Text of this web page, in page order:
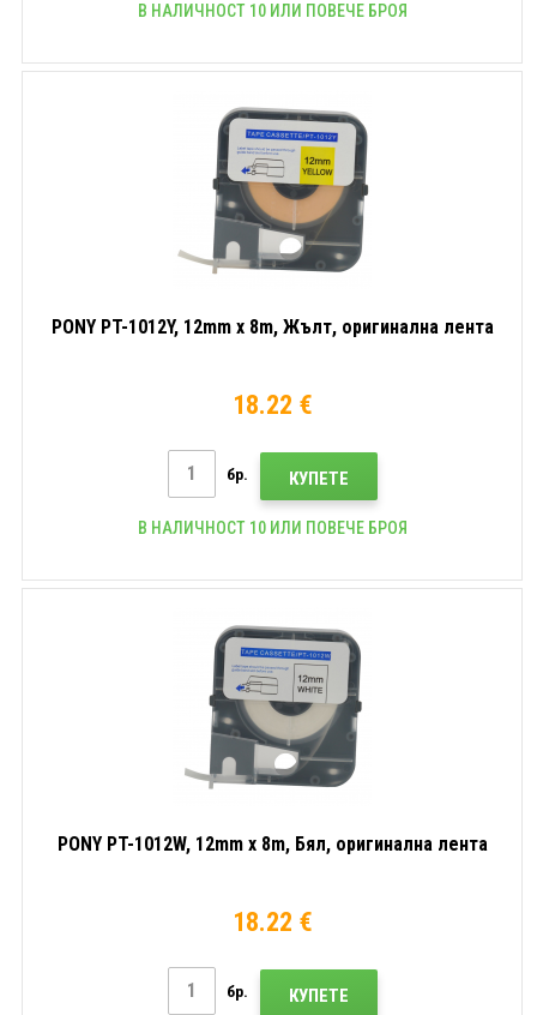
В НАЛИЧНОСТ 10 ИЛИ ПОВЕЧЕ БРОЯ
PONY PT-1012Y, 12mm x 8m, Жълт, оригинална лента
18.22 €
бр. КУПЕТЕ
В НАЛИЧНОСТ 10 ИЛИ ПОВЕЧЕ БРОЯ
PONY PT-1012W, 12mm x 8m, Бял, оригинална лента
18.22 €
бр. КУПЕТЕ